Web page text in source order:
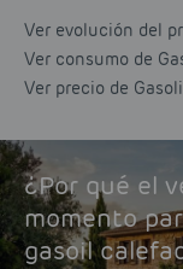
Ver evolución del
Ver consumo de
Ver precio de
¿Por qué el
momento
gasoil